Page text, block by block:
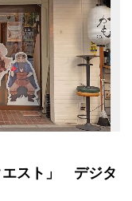
エスト」 デジタ